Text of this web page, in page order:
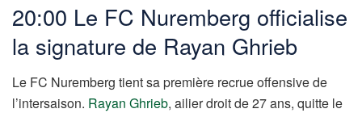
20:00 Le FC Nuremberg officialise
la signature de Rayan Ghrieb
Le FC Nuremberg tient sa première recrue offensive de
l’intersaison. Rayan Ghrieb, ailier droit de 27 ans, quitte le